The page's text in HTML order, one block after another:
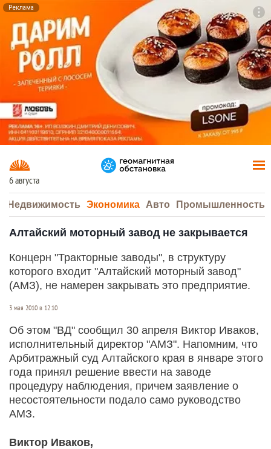
Реклама
6 августа
Недвижимость Экономика Авто Промышленность
Алтайский моторный завод не закрывается
Концерн "Тракторные заводы", в структуру
которого входит "Алтайский моторный завод"
(АМЗ), не намерен закрывать это предприятие.
3 мая 2010 в 12:10
Об этом "ВД" сообщил 30 апреля Виктор Иваков,
исполнительный директор "АМЗ". Напомним, что
Арбитражный суд Алтайского края в январе этого
года принял решение ввести на заводе
процедуру наблюдения, причем заявление о
несостоятельности подало само руководство
АМЗ.
Виктор Иваков,